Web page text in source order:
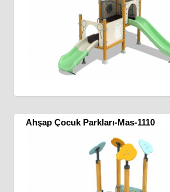
Ahşap Çocuk Parkları-Mas-1110